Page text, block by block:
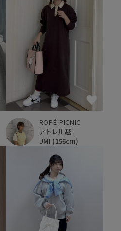
ROPÉ PICNIC
アトレ川越
UMI (156cm)